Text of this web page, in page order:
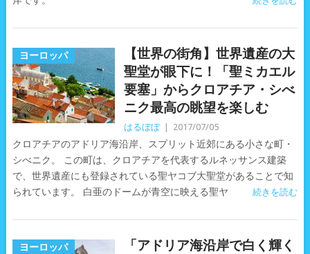
ヨーロッパ
【世界の街角】世界遺産の大
聖堂が眼下に！「聖ミカエル
要塞」からクロアチア・シべ
ニク最高の眺望を楽しむ
はるぼぼ 2017/07/05
クロアチアのアドリア海沿岸、スプリット近郊にある小さな町・
シべニク。 この町は、クロアチアを代表するルネッサンス建築
で、世界遺産にも登録されている聖ヤコブ大聖堂があることで知
られています。 白亜のドームが青空に映える聖ヤ
続きを読む
ヨーロッパ
「アドリア海沿岸で白く輝く